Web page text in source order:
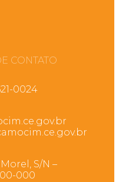
CONTATO
0024
S/N –
000